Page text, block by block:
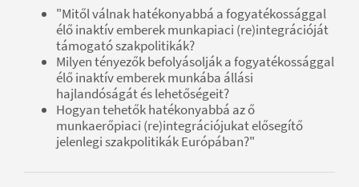
"Mitől válnak hatékonyabbá a fogyatékossággal
élő inaktív emberek munkapiaci (re)integrációját
támogató szakpolitikák?
Milyen tényezők befolyásolják a fogyatékossággal
élő inaktív emberek munkába állási
hajlandóságát és lehetőségeit?
Hogyan tehetők hatékonyabbá az ő
munkaerőpiaci (re)integrációjukat elősegítő
jelenlegi szakpolitikák Európában?"